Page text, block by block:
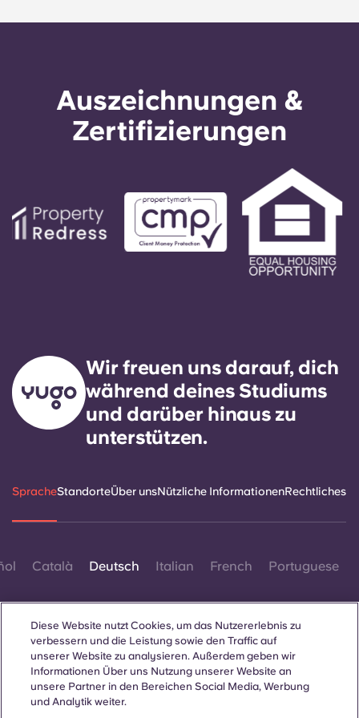
Auszeichnungen &
Zertifizierungen
Wir freuen uns darauf, dich
während deines Studiums
und darüber hinaus zu
unterstützen.
SpracheStandorteÜber unsNützliche InformationenRechtliches
Català Deutsch Italian French Portuguese
Kontakt
Diese Website nutzt Cookies, um das Nutzererlebnis zu
verbessern und die Leistung sowie den Traffic auf
unserer Website zu analysieren. Außerdem geben wir
Informationen Über uns Nutzung unserer Website an
unsere Partner in den Bereichen Social Media, Werbung
und Analytik weiter.